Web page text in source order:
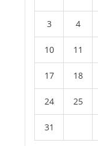
3 4
10 11
17 18
24 25
31